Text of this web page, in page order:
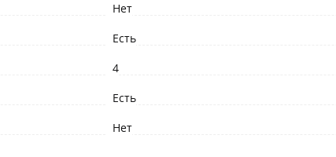
Нет
Есть
4
Есть
Нет